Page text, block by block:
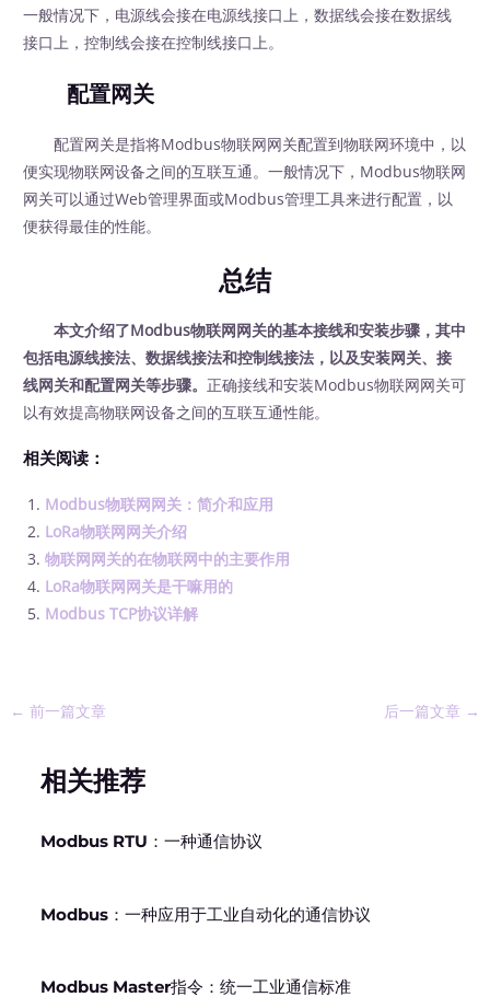
一般情况下，电源线会接在电源线接口上，数据线会接在数据线
接口上，控制线会接在控制线接口上。
配置网关
配置网关是指将Modbus物联网网关配置到物联网环境中，以
便实现物联网设备之间的互联互通。一般情况下，Modbus物联网
网关可以通过Web管理界面或Modbus管理工具来进行配置，以
便获得最佳的性能。
总结
本文介绍了Modbus物联网网关的基本接线和安装步骤，其中
包括电源线接法、数据线接法和控制线接法，以及安装网关、接
线网关和配置网关等步骤。 正确接线和安装Modbus物联网网关可
以有效提高物联网设备之间的互联互通性能。
相关阅读：
Modbus物联网网关：简介和应用
LoRa物联网网关介绍
物联网网关的在物联网中的主要作用
LoRa物联网网关是干嘛用的
Modbus TCP协议详解
← 前一篇文章 后一篇文章 →
相关推荐
Modbus RTU：一种通信协议
Modbus：一种应用于工业自动化的通信协议
Modbus Master指令：统一工业通信标准